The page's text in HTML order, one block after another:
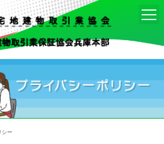
シー